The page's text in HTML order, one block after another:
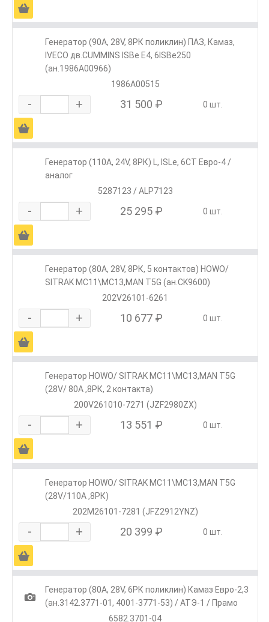
Ä
Генератор (90А, 28V, 8РК поликлин) ПАЗ, Камаз,
IVECO дв.CUMMINS ISBe Е4, 6ISBe250
(ан.1986А00966)
1986А00515
- + 31 500 ₽ 0 шт.
Ä
Генератор (110А, 24V, 8РК) L, ISLe, 6CT Евро-4 /
аналог
5287123 / ALP7123
- + 25 295 ₽ 0 шт.
Ä
Генератор (80А, 28V, 8РК, 5 контактов) HOWO/
SITRAK МС11\МС13,MAN T5G (ан.CK9600)
202V26101-6261
- + 10 677 ₽ 0 шт.
Ä
Генератор HOWO/ SITRAK МС11\МС13,MAN T5G
(28V/ 80А ,8РК, 2 контакта)
200V261010-7271 (JZF2980ZX)
- + 13 551 ₽ 0 шт.
Ä
Генератор HOWO/ SITRAK МС11\МС13,MAN T5G
(28V/110А ,8РК)
202М26101-7281 (JFZ2912YNZ)
- + 20 399 ₽ 0 шт.
Ä
1
Генератор (80А, 28V, 6РК поликлин) Камаз Евро-2,3
(ан.3142.3771-01, 4001-3771-53) / АТЭ-1 / Прамо
6582.3701-04